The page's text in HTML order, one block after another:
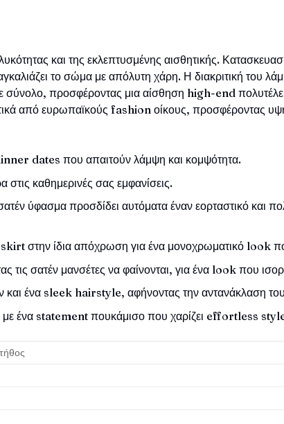
και της εκλεπτυσμένης αισθητικής.
το σώμα με απόλυτη χάρη. Η διακριτική του
σύνολο, προσφέροντας μια αίσθηση high-end
από ευρωπαϊκούς fashion οίκους, προσφέροντας
dinner dates που απαιτούν λάμψη και κομψότητα.
καθημερινές σας εμφανίσεις.
ύφασμα προσδίδει αυτόματα έναν εορταστικό και
στην ίδια απόχρωση για ένα μονοχρωματικό look
σατέν μανσέτες να φαίνονται, για ένα look που
ένα sleek hairstyle, αφήνοντας την αντανάκλαση
ένα statement πουκάμισο που χαρίζει effortless